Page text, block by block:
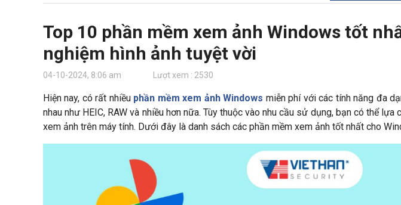
Top 10 phần mềm xem ảnh Windows tốt
nghiệm hình ảnh tuyệt vời
04-10-2024, 8:06 am Lượt xem : 2530
Hiện nay, có rất nhiều phần mềm xem ảnh Windows miễn phí với các tính năng đa
nhau như HEIC, RAW và nhiều hơn nữa. Tùy thuộc vào nhu cầu sử dụng, bạn có thể
xem ảnh trên máy tính. Dưới đây là danh sách các phần mềm xem ảnh tốt nhất cho